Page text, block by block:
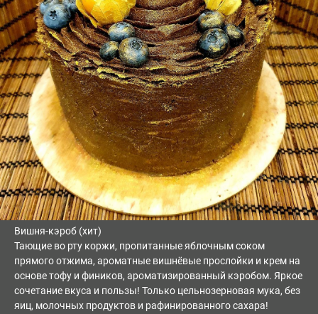
Вишня-кэроб (хит)
Тающие во рту коржи, пропитанные яблочным соком
прямого отжима, ароматные вишнёвые прослойки и крем на
основе тофу и фиников, ароматизированный кэробом. Яркое
сочетание вкуса и пользы! Только цельнозерновая мука, без
яиц, молочных продуктов и рафинированного сахара!